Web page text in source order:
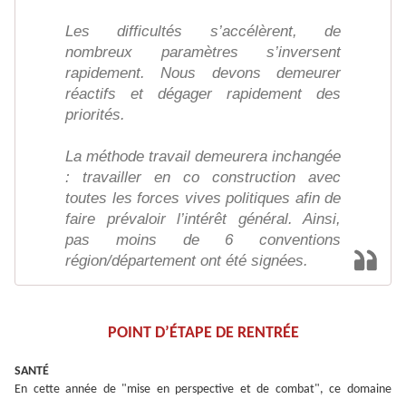
Les difficultés s’accélèrent, de
nombreux paramètres s’inversent
rapidement. Nous devons demeurer
réactifs et dégager rapidement des
priorités.
La méthode travail demeurera inchangée
: travailler en co construction avec
toutes les forces vives politiques afin de
faire prévaloir l’intérêt général. Ainsi,
pas moins de 6 conventions
région/département ont été signées.
POINT D’ÉTAPE DE RENTRÉE
SANTÉ
En cette année de "mise en perspective et de combat", ce domaine